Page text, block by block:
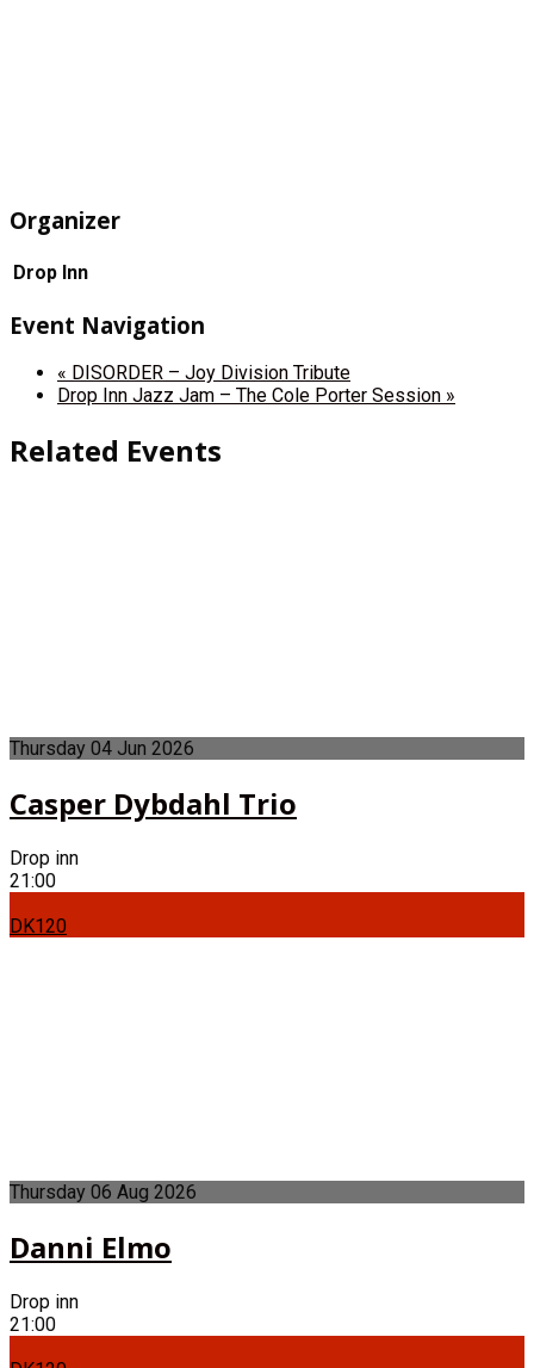
Organizer
Drop Inn
Event Navigation
« DISORDER – Joy Division Tribute
Drop Inn Jazz Jam – The Cole Porter Session »
Related Events
Thursday 04 Jun 2026
Casper Dybdahl Trio
Drop inn
21:00
DK120
Thursday 06 Aug 2026
Danni Elmo
Drop inn
21:00